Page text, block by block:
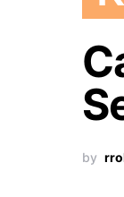
by